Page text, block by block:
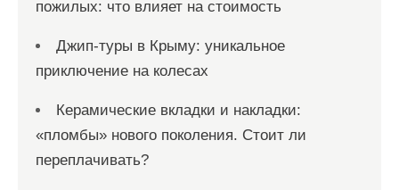
пожилых: что влияет на стоимость
Джип-туры в Крыму: уникальное
приключение на колесах
Керамические вкладки и накладки:
«пломбы» нового поколения. Стоит ли
переплачивать?